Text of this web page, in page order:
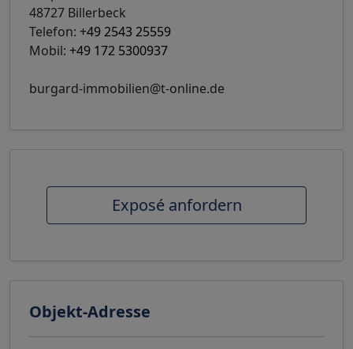
48727 Billerbeck
Telefon: +49 2543 25559
Mobil: +49 172 5300937
burgard-immobilien@t-online.de
Exposé anfordern
Objekt-Adresse